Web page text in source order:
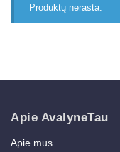
Produktų nerasta.
Apie AvalyneTau
Apie mus